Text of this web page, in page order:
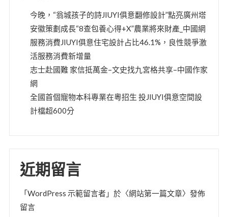
今晚，“翁城孩子的詩JIUYI俱意翻修設計”點亮廣州塔
安徽策劃成長“8查包養心得+X”農業將來財產_中國網
服務消費JIUYI俱意住宅設計占比46.1%，良性競爭激
活服務消費新增量
志士赴國難 家信抵萬金–文史找九宮格共享–中國作家
網
全國首個寵物本科專業在粵招生 投JIUYI俱意空間設
計檔超600分
近期留言
「WordPress 示範留言者」於〈網站第一篇文章〉發佈
留言